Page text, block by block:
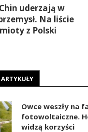
uderzają w
Na liście
z Polski
Owce weszły na
fotowoltaiczne.
widzą korzyści